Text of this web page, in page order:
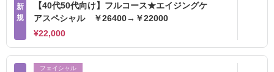
新
規
【40代50代向け】フルコース★エイジングケ
アスペシャル ￥26400→￥22000
¥22,000
フェイシャル